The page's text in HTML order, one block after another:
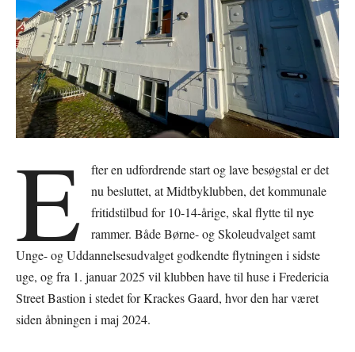
E
fter en udfordrende start og lave besøgstal er det
nu besluttet, at Midtbyklubben, det kommunale
fritidstilbud for 10-14-årige, skal flytte til nye
rammer. Både Børne- og Skoleudvalget samt
Unge- og Uddannelsesudvalget godkendte flytningen i sidste
uge, og fra 1. januar 2025 vil klubben have til huse i Fredericia
Street Bastion i stedet for Krackes Gaard, hvor den har været
siden åbningen i maj 2024.